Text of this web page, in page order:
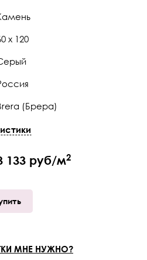
x 120
(Брера)
мм
133 руб/м2
МНЕ НУЖНО?